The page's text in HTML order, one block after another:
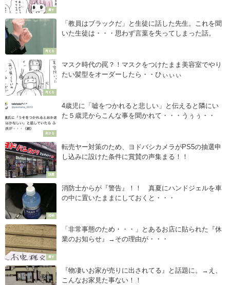
癒す
考える
「教員はブラックだ」と生徒に話した先生。これを聞
いた生徒は・・・思わず言葉を失ってしまった話。
考える
マスク時代の罠？！マスクをつけたまま美容室でやり
たい髪型をオーダーしたら・・ひぃぃぃ
刺さる
4歳児に「嘘をつかれると悲しい」と伝えると隣にい
た５歳児からこんな事を聞かれて・・・うぅぅ・・
話題
転売ヤー対策のため、ヨドバシカメラがPS5の抽選申
し込みに設けた条件に賞賛の声集まる！！
恐怖
消防士からが『警告』！！ 真夏にハンドジェルを車
の中に置いたままにしておくと・・・
癒す
「非常事態のため・・・」とあるお店に貼られた『休
業のお知らせ』→その理由が・・・
『物凄いお家が売りに出されてる』と話題に。→え、
こんなお家見た事ない！！